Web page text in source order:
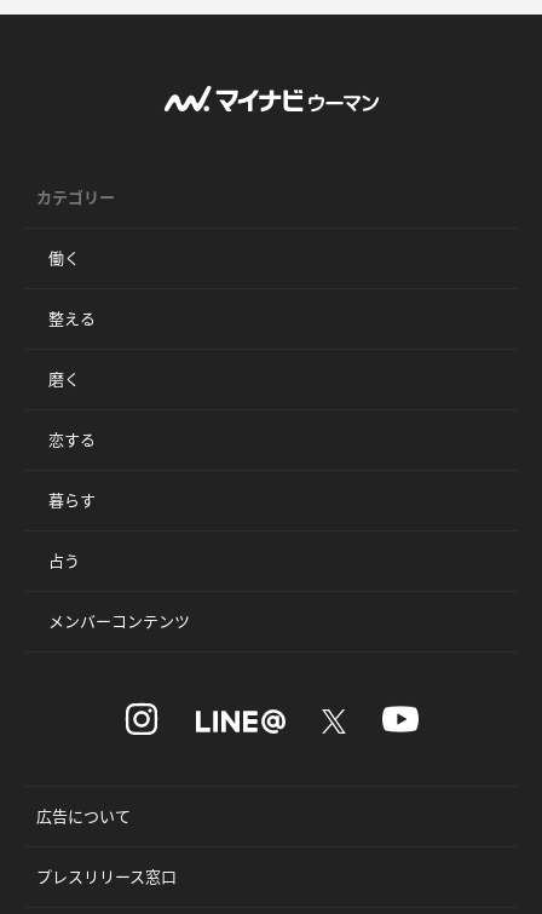
カテゴリー
働く
整える
磨く
恋する
暮らす
占う
メンバーコンテンツ
広告について
プレスリリース窓口